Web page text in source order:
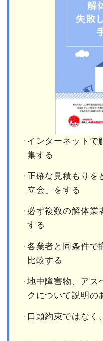
インターネットで
集する
正確な見積もりを
立会」をする
必ず複数の解体業
する
各業者と同条件で
比較する
地中障害物、アス
クについて説明の
口頭約束ではなく